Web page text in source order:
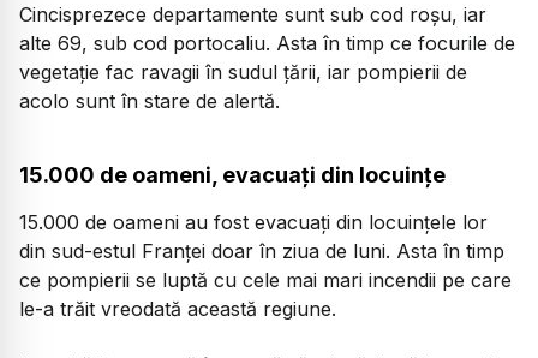
Cincisprezece departamente sunt sub cod roșu, iar
alte 69, sub cod portocaliu. Asta în timp ce focurile de
vegetație fac ravagii în sudul țării, iar pompierii de
acolo sunt în stare de alertă.
15.000 de oameni, evacuați din locuințe
15.000 de oameni au fost evacuați din locuințele lor
din sud-estul Franței doar în ziua de luni. Asta în timp
ce pompierii se luptă cu cele mai mari incendii pe care
le-a trăit vreodată această regiune.